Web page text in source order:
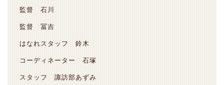
監督 石川
監督 冨吉
はなれスタッフ 鈴木
コーディネーター 石塚
スタッフ 諏訪部あずみ